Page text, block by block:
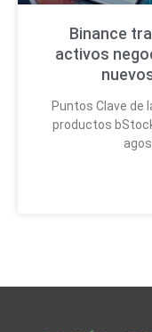
Binance
activos
Puntos Clave de
productos